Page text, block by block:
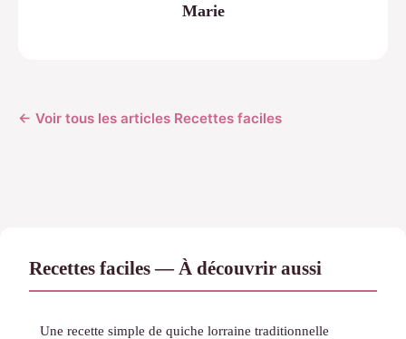
Marie
← Voir tous les articles Recettes faciles
Recettes faciles — À découvrir aussi
Une recette simple de quiche lorraine traditionnelle